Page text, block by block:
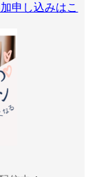
申し込みはこ